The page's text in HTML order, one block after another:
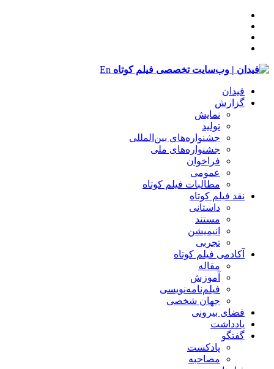
En
فیدان
گزارش
نمایش
تولید
‌‌جشنواره‌های بین‌المللی
جشنواره‌های ملی
فراخوان
عمومی
مطالبات فیلم کوتاه
نقد فیلم کوتاه
داستانی
مستند
انیمیشن
تجربی
آکادمی فیلم کوتاه
مقاله
آموزش
فیلم‌نامه‌نویسی
جهان شخصی
فضای بیرونی
یادداشت
گفتگو
پادکست
مصاحبه